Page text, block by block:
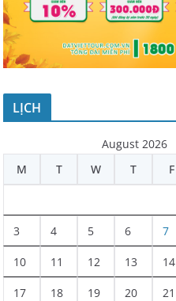
LỊCH
August 2026
M
T W T F
3 4 5 6 7
10 11 12 13 14
17 18 19 20 21